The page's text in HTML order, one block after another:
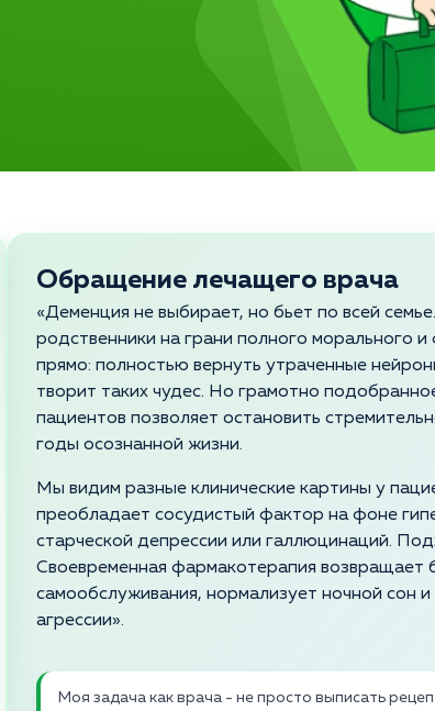
Обращение лечащего врача
«Деменция не выбирает, но бьет по всей
родственники на грани полного морального
прямо: полностью вернуть утраченные
творит таких чудес. Но грамотно
пациентов позволяет остановить
годы осознанной жизни.
Мы видим разные клинические картины у
преобладает сосудистый фактор на фоне
старческой депрессии или галлюцинаций.
Своевременная фармакотерапия возвращает
самообслуживания, нормализует ночной сон
агрессии».
Моя задача как врача - не просто выписать